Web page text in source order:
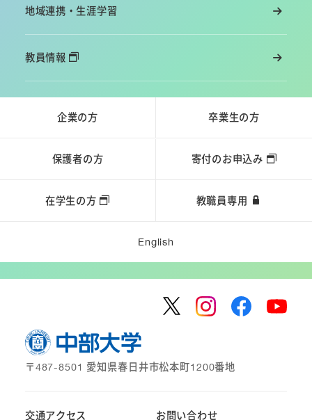
地域連携・生涯学習
教員情報
企業の方 卒業生の方
保護者の方 寄付のお申込み
在学生の方 教職員専用
English
〒487-8501 愛知県春日井市松本町1200番地
交通アクセス お問い合わせ